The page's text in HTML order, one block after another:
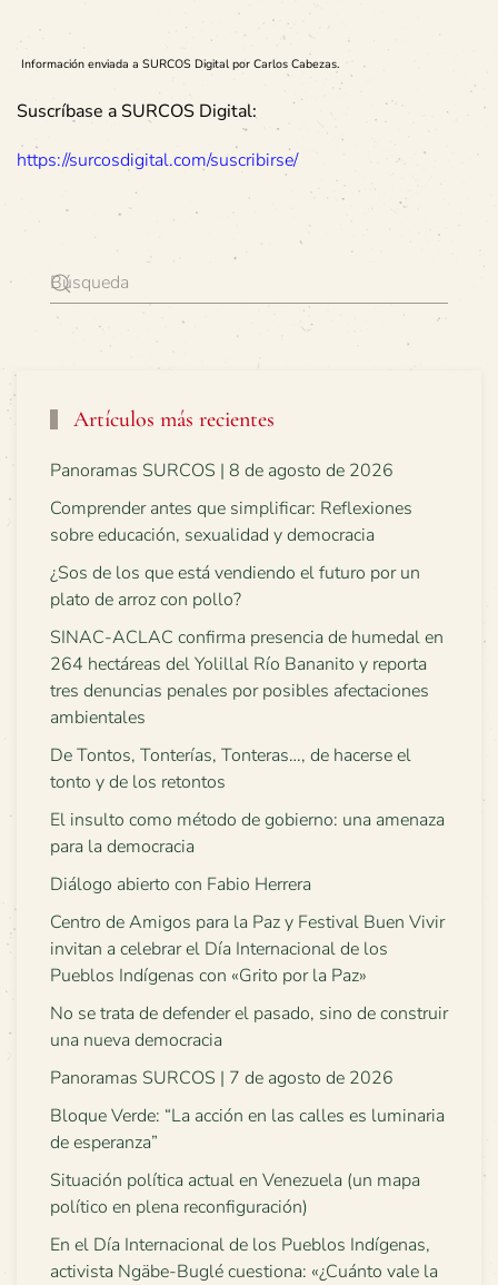
Información enviada a SURCOS Digital por Carlos Cabezas.
Suscríbase a SURCOS Digital:
https://surcosdigital.com/suscribirse/
Artículos más recientes
Panoramas SURCOS | 8 de agosto de 2026
Comprender antes que simplificar: Reflexiones
sobre educación, sexualidad y democracia
¿Sos de los que está vendiendo el futuro por un
plato de arroz con pollo?
SINAC-ACLAC confirma presencia de humedal en
264 hectáreas del Yolillal Río Bananito y reporta
tres denuncias penales por posibles afectaciones
ambientales
De Tontos, Tonterías, Tonteras…, de hacerse el
tonto y de los retontos
El insulto como método de gobierno: una amenaza
para la democracia
Diálogo abierto con Fabio Herrera
Centro de Amigos para la Paz y Festival Buen Vivir
invitan a celebrar el Día Internacional de los
Pueblos Indígenas con «Grito por la Paz»
No se trata de defender el pasado, sino de construir
una nueva democracia
Panoramas SURCOS | 7 de agosto de 2026
Bloque Verde: “La acción en las calles es luminaria
de esperanza”
Situación política actual en Venezuela (un mapa
político en plena reconfiguración)
En el Día Internacional de los Pueblos Indígenas,
activista Ngäbe-Buglé cuestiona: «¿Cuánto vale la